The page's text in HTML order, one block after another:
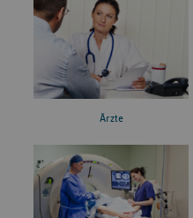
Ärzte